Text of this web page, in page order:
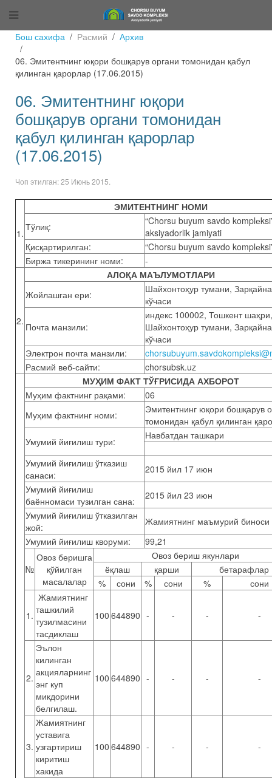
Бош сахифа Расмий
Архив
06. Эмитентнинг юқори бошқарув органи томонидан қабул
қилинган қарорлар (17.06.2015)
06. Эмитентнинг юқори
бошқарув органи томонидан
қабул қилинган қарорлар
(17.06.2015)
Чоп этилган:25 Июнь 2015
1.
ЭМИТЕНТНИНГ НОМИ
Тўлиқ:
‎‎‎‎‎‎‎‎‎‎“Chorsu buyum savdo
aksiyadorlik jamiyati
Қисқартирилган:
‎‎‎‎‎‎“Chorsu buyum savdo
Биржа тикерининг номи:
-
2.
АЛОҚА МАЪЛУМОТЛАРИ
Жойлашган ери:
Шайхонтоҳур тумани,
кўчаси
Почта манзили:
индекс 100002, Тошкент шаҳри,
Шайхонтоҳур тумани,
кўчаси
Электрон почта манзили:
Расмий веб-сайти:
chorsubsk.uz
МУҲИМ ФАКТ ТЎҒРИСИДА АХБОРОТ
Муҳим фактнинг рақами:
06
Муҳим фактнинг номи:
Эмитентнинг юқори бошқарув
томонидан қабул қилинган
Умумий йиғилиш тури:
Навбатдан ташкари
Умумий йиғилиш ўтказиш
санаси:
2015 йил 17 июн
Умумий йиғилиш
баённомаси тузилган сана:
2015 йил 23 июн
Умумий йиғилиш ўтказилган
жой:
Жамиятнинг маъмурий биноси
Умумий йиғилиш кворуми:
99,21
№
Овоз беришга
қўйилган
масалалар
Овоз бериш якунлари
ёқлаш
қарши
бетарафлар
%
сони % сони % сони
1.
Жамиятнинг
ташкилий
тузилмасини
тасдиклаш
100 644890 - - - -
2.
Эълон
килинган
акцияларнинг
энг куп
микдорини
белгилаш.
100 644890 - - - -
3.
Жамиятнинг
уставига
узгартириш
киритиш
хакида
100 644890 - - - -